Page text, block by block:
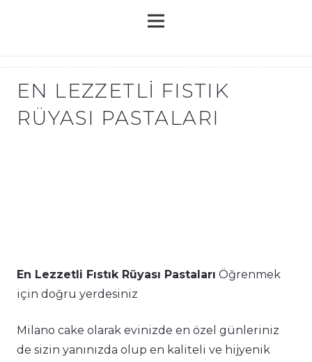
EN LEZZETLI FISTIK
RÜYASI PASTALARI
En Lezzetli Fıstık Rüyası Pastaları Öğrenmek
için doğru yerdesiniz
Milano cake olarak evinizde en özel günleriniz
de sizin yanınızda olup en kaliteli ve hijyenik